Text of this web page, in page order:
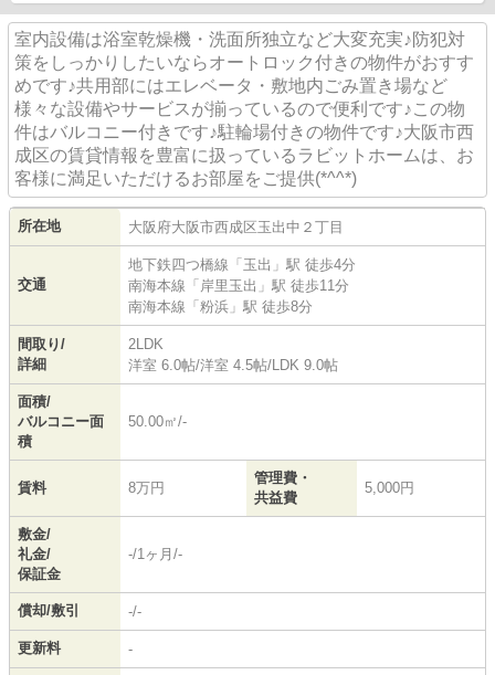
室内設備は浴室乾燥機・洗面所独立など大変充実♪防犯対
策をしっかりしたいならオートロック付きの物件がおすす
めです♪共用部にはエレベータ・敷地内ごみ置き場など
様々な設備やサービスが揃っているので便利です♪この物
件はバルコニー付きです♪駐輪場付きの物件です♪大阪市西
成区の賃貸情報を豊富に扱っているラビットホームは、お
客様に満足いただけるお部屋をご提供(*^^*)
所在地 大阪府大阪市西成区玉出中 ２丁目
交通
地下鉄四つ橋線 「 玉出 」駅 徒歩4分
南海本線 「 岸里玉出 」駅 徒歩11分
南海本線 「 粉浜 」駅 徒歩8分
間取り/
詳細
2LDK
洋室 6.0帖/洋室 4.5帖/ LDK 9.0帖
面積/
バルコニー面
積
50.00㎡/-
賃料 8万円
管理費・
共益費
5,000円
敷金/
礼金/
保証金
-/1ヶ月/-
償却/敷引 -/-
更新料 -